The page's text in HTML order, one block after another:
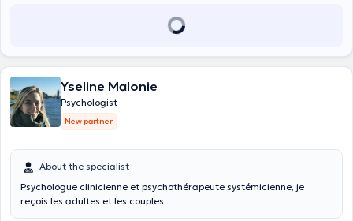
Yseline Malonie
Psychologist
New partner
About the specialist
Psychologue clinicienne et psychothérapeute systémicienne, je
reçois les adultes et les couples